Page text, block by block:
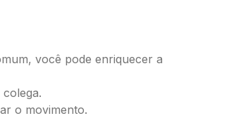
você pode enriquecer a
o movimento.